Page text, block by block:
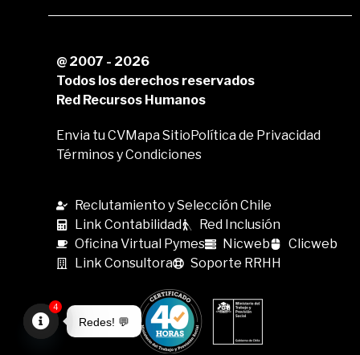
@ 2007 - 2026
Todos los derechos reservados
Red Recursos Humanos
Envia tu CVMapa SitioPolítica de Privacidad
Términos y Condiciones
Reclutamiento y Selección Chile
Link Contabilidad
Red Inclusión
Oficina Virtual Pymes
Nicweb
Clicweb
Link Consultora
Soporte RRHH
Redes! 💬
4